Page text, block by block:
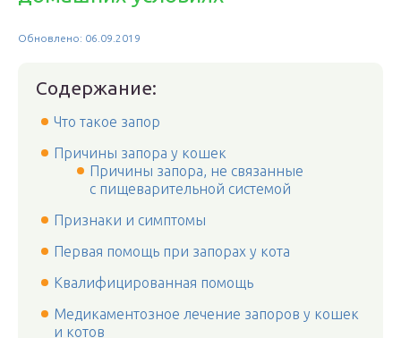
Обновлено: 06.09.2019
Содержание:
Что такое запор
Причины запора у кошек
Причины запора, не связанные
с пищеварительной системой
Признаки и симптомы
Первая помощь при запорах у кота
Квалифицированная помощь
Медикаментозное лечение запоров у кошек
и котов